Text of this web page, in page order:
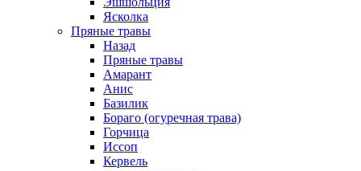
Ясколка
Пряные травы
Назад
Пряные травы
Амарант
Анис
Базилик
Бораго (огуречная трава)
Горчица
Иссоп
Кервель